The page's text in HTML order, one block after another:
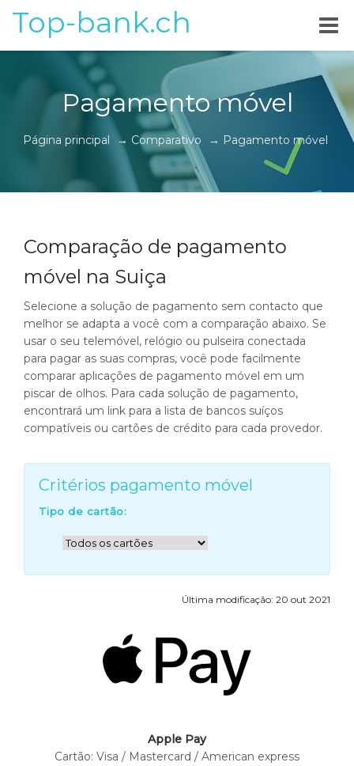
Top-bank.ch
Pagamento móvel
Página principal → Comparativo → Pagamento móvel
Comparação de pagamento
móvel na Suiça
Selecione a solução de pagamento sem contacto que
melhor se adapta a você com a comparação abaixo. Se
usar o seu telemóvel, relógio ou pulseira conectada
para pagar as suas compras, você pode facilmente
comparar aplicações de pagamento móvel em um
piscar de olhos. Para cada solução de pagamento,
encontrará um link para a lista de bancos suíços
compatíveis ou cartões de crédito para cada provedor.
Critérios pagamento móvel
Tipo de cartão:
Última modificação: 20 out 2021
Apple Pay
Cartão: Visa / Mastercard / American express